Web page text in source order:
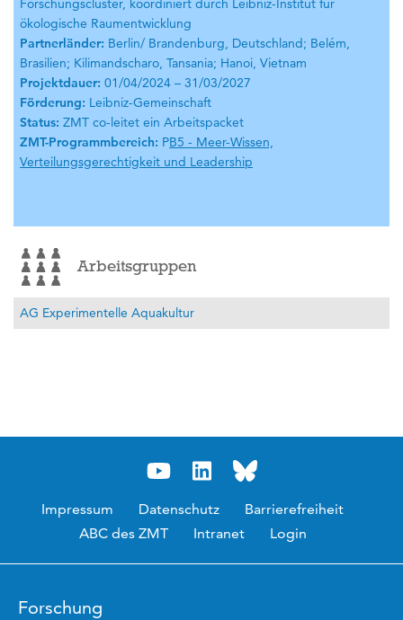
Forschungscluster, koordiniert durch Leibniz-Institut für
ökologische Raumentwicklung
Partnerländer: Berlin/ Brandenburg, Deutschland; Belém,
Brasilien; Kilimandscharo, Tansania; Hanoi, Vietnam
Projektdauer: 01/04/2024 – 31/03/2027
Förderung: Leibniz-Gemeinschaft
Status: ZMT co-leitet ein Arbeitspacket
ZMT-Programmbereich: PB5 - Meer-Wissen,
Verteilungsgerechtigkeit und Leadership
Arbeitsgruppen
AG Experimentelle Aquakultur
Impressum Datenschutz
Barrierefreiheit
ABC des ZMT
Intranet Login
Forschung